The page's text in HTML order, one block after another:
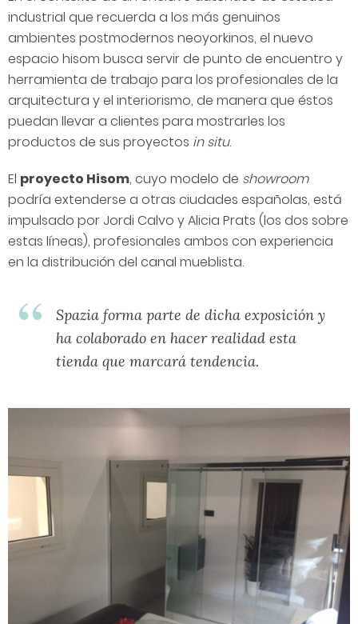
industrial que recuerda a los más genuinos
ambientes postmodernos neoyorkinos, el nuevo
espacio hisom busca servir de punto de encuentro y
herramienta de trabajo para los profesionales de la
arquitectura y el interiorismo, de manera que éstos
puedan llevar a clientes para mostrarles los
productos de sus proyectos in situ.
El proyecto Hisom, cuyo modelo de showroom
podría extenderse a otras ciudades españolas, está
impulsado por Jordi Calvo y Alicia Prats (los dos sobre
estas líneas), profesionales ambos con experiencia
en la distribución del canal mueblista.
Spazia forma parte de dicha exposición y
ha colaborado en hacer realidad esta
tienda que marcará tendencia.